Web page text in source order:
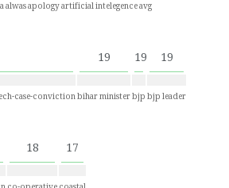
alwasapologyartificial intelegenceavg
case-conviction
19
bihar minister
19
bjp
19
bjp leader
18 17